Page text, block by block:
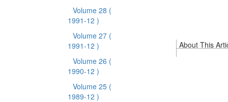
Volume 28 (
1991-12 )
Volume 27 (
1991-12 )
Volume 26 (
1990-12 )
Volume 25 (
1989-12 )
About This